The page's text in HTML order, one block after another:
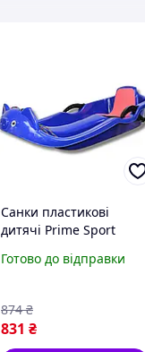
Санки пластикові
дитячі Prime Sport
Готово до відправки
831 ₴
874 ₴